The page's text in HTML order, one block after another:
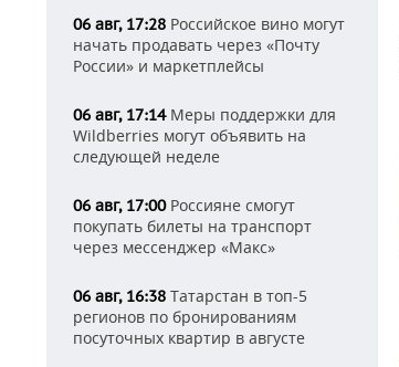
06 авг, 17:28 Российское вино могут
начать продавать через «Почту
России» и маркетплейсы
06 авг, 17:14Меры поддержки для
Wildberries могут объявить на
следующей неделе
06 авг, 17:00Россияне смогут
покупать билеты на транспорт
через мессенджер «Макс»
06 авг, 16:38 Татарстан в топ-5
регионов по бронированиям
посуточных квартир в августе